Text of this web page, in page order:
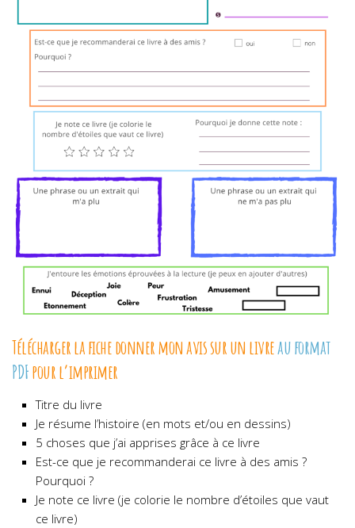
Télécharger la fiche donner mon avis sur un livreau format
PDFpour l’imprimer
Titre du livre
Je résume l’histoire (en mots et/ou en dessins)
5 choses que j’ai apprises grâce à ce livre
Est-ce que je recommanderai ce livre à des amis ?
Pourquoi ?
Je note ce livre (je colorie le nombre d’étoiles que vaut
ce livre)